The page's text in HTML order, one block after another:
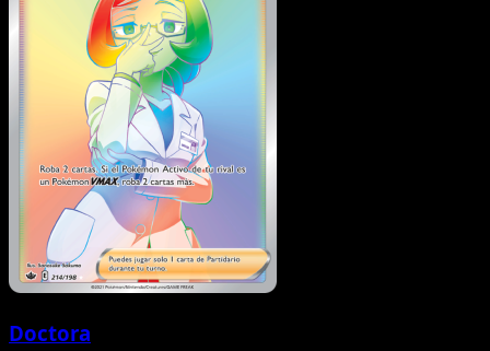
Doctora